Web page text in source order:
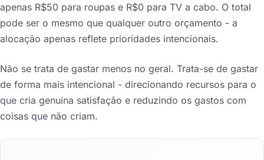
apenas R$50 para roupas e R$0 para TV a cabo. O total
pode ser o mesmo que qualquer outro orçamento - a
alocação apenas reflete prioridades intencionais.
Não se trata de gastar menos no geral. Trata-se de gastar
de forma mais intencional - direcionando recursos para o
que cria genuína satisfação e reduzindo os gastos com
coisas que não criam.